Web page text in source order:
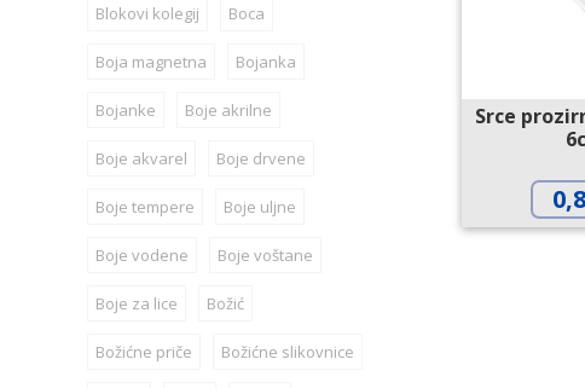
Srce
Blokovi kolegij Boca
Boja magnetna Bojanka
Bojanke Boje akrilne
Boje akvarel Boje drvene
Boje tempere Boje uljne
Boje vodene Boje voštane
Boje za lice Božić
Božićne priče Božićne slikovnice